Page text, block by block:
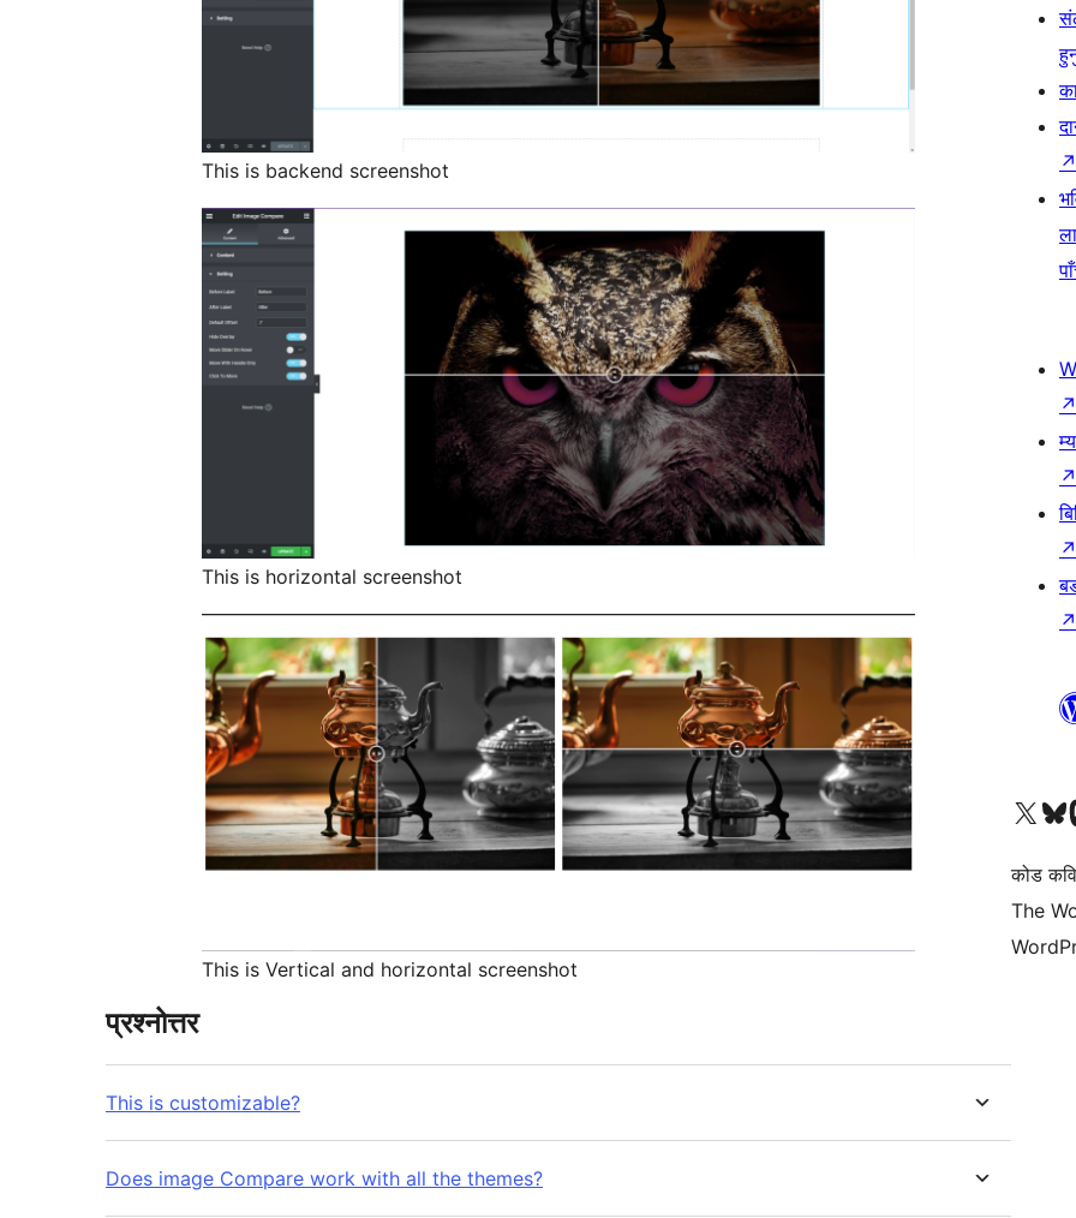
This is backend screenshot
This is horizontal screenshot
This is Vertical and horizontal screenshot
प्रश्नोत्तर
This is customizable?
Does image Compare work with all the themes?
↗
↗
↗
↗
↗
हाम्रो X (पहिले ट्विटर)
हाम्रो
कोड
The